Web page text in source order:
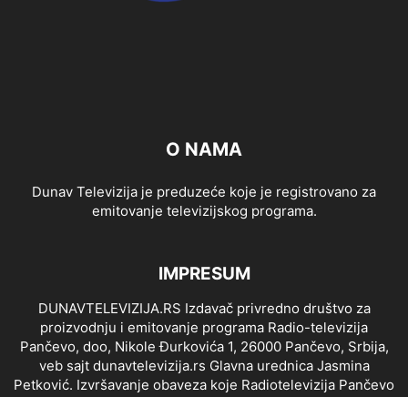
O NAMA
Dunav Televizija je preduzeće koje je registrovano za
emitovanje televizijskog programa.
IMPRESUM
DUNAVTELEVIZIJA.RS Izdavač privredno društvo za
proizvodnju i emitovanje programa Radio-televizija
Pančevo, doo, Nikole Đurkovića 1, 26000 Pančevo, Srbija,
veb sajt dunavtelevizija.rs Glavna urednica Jasmina
Petković. Izvršavanje obaveza koje Radiotelevizija Pančevo